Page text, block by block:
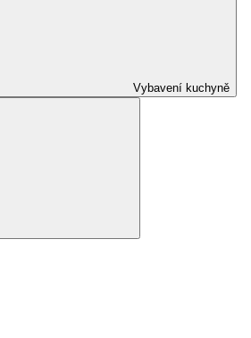
Vybavení kuchyně